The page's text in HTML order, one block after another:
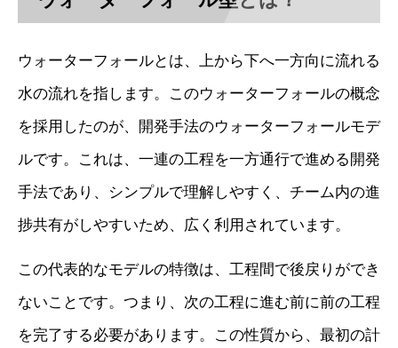
ウォーターフォールとは、上から下へ一方向に流れる
水の流れを指します。このウォーターフォールの概念
を採用したのが、開発手法のウォーターフォールモデ
ルです。これは、一連の工程を一方通行で進める開発
手法であり、シンプルで理解しやすく、チーム内の進
捗共有がしやすいため、広く利用されています。
この代表的なモデルの特徴は、工程間で後戻りができ
ないことです。つまり、次の工程に進む前に前の工程
を完了する必要があります。この性質から、最初の計